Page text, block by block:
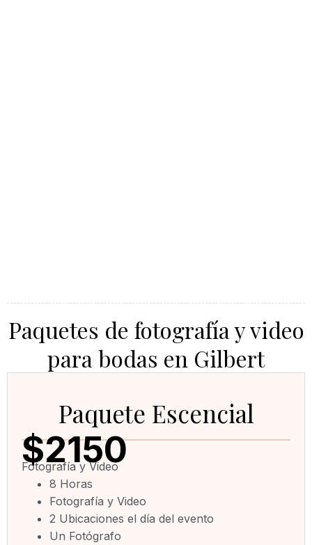
Paquetes de fotografía y video
para bodas en Gilbert
Paquete Escencial
$2150
Fotografía y Video
8 Horas
Fotografía y Video
2 Ubicaciones el día del evento
Un Fotógrafo